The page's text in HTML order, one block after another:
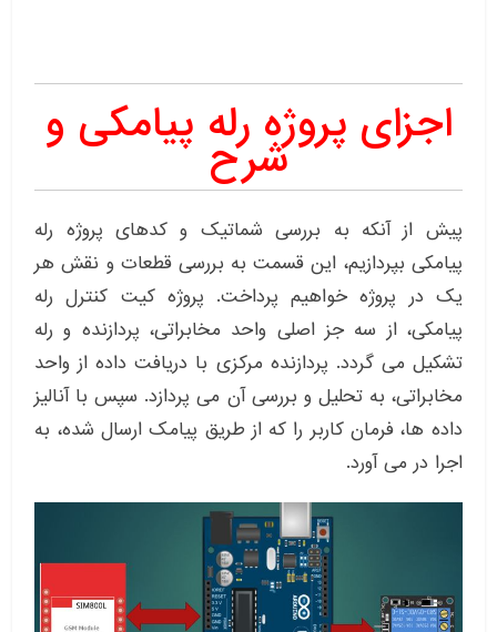
اجزای پروژه رله پیامکی و
شرح
پیش از آنکه به بررسی شماتیک و کدهای پروژه رله
پیامکی بپردازیم، این قسمت به بررسی قطعات و نقش هر
یک در پروژه خواهیم پرداخت. پروژه کیت کنترل رله
پیامکی، از سه جز اصلی واحد مخابراتی، پردازنده و رله
تشکیل می گردد. پردازنده مرکزی با دریافت داده از واحد
مخابراتی، به تحلیل و بررسی آن می پردازد. سپس با آنالیز
داده ها، فرمان کاربر را که از طریق پیامک ارسال شده، به
اجرا در می آورد.